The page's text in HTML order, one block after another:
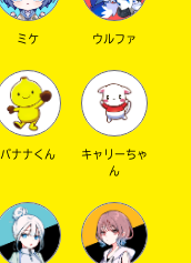
ミケ ウルファ
バナナくん
キャリーちゃ
ん